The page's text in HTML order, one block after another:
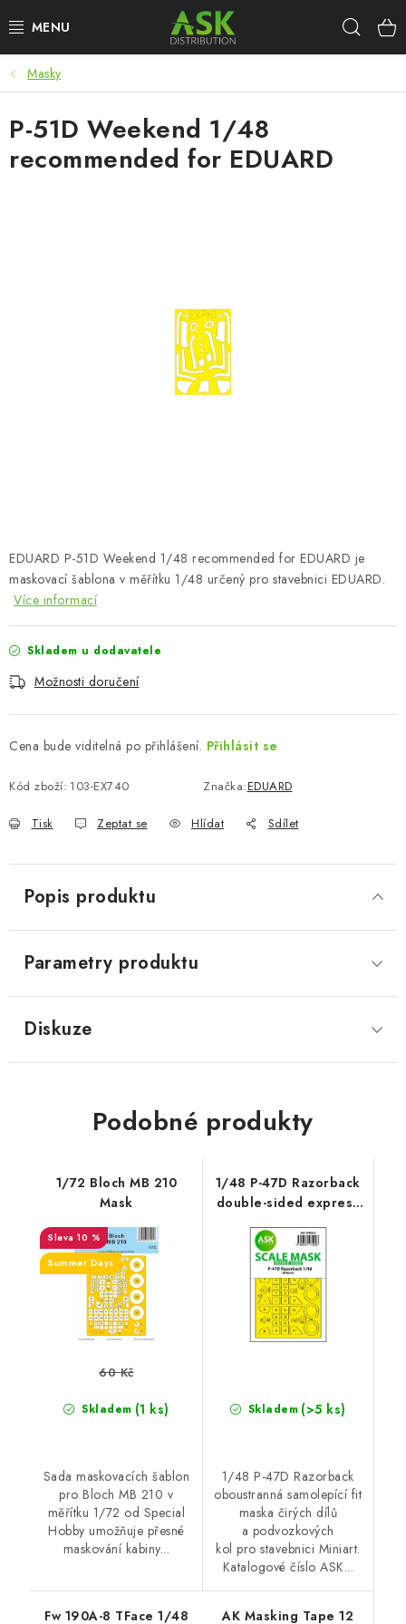
na
WARHAMMER
ASK PRODUKTY
NOVINKY
Velkoobchod (B2B)
FAQ Hromadná objednávka
Masky
EDUARD P-51D Weekend 1/48 recommended for EDUARD je
maskovací šablona v měřítku 1/48 určený pro stavebnici EDUARD.
Více informací
Skladem u dodavatele
Možnosti doručení
Cena bude viditelná po přihlášení. Přihlásit se
Kód zboží: 103-EX740 Značka:EDUARD
Tisk Zeptat se Hlídat Sdílet
P-51D Weekend 1/48
recommended for EDUARD
Popis produktu
Parametry produktu
Diskuze
Podobné produkty
1/72 Bloch MB 210
Mask
10 %
Summer Days
Skladem (1 ks)
60 Kč
Sada maskovacích šablon
pro Bloch MB 210 v
měřítku 1/72 od Special
Hobby umožňuje přesné
maskování kabiny...
1/48 P-47D Razorback
double-sided express
fit mask for MINIART
Skladem (>5 ks)
1/48 P-47D Razorback
oboustranná samolepící fit
maska čirých dílů
a podvozkových
kol pro stavebnici Miniart.
Katalogové číslo ASK...
Fw 190A-8 TFace 1/48 AK Masking Tape 12